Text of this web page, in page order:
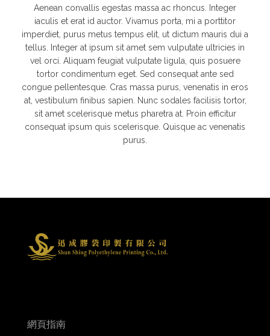
Aenean convallis egestas massa ac rhoncus. Integer
iaculis et erat id auctor. Vivamus porta, mi a porttitor
imperdiet, purus metus tempus elit, ut dictum mauris dui a
tellus. Integer at ipsum sit amet sem vulputate ultricies in
vel orci. Aliquam feugiat vulputate ligula, quis posuere
tortor condimentum eget. Sed consequat ante sed
congue pellentesque. Cras massa purus, venenatis in eros
at, vestibulum finibus sapien. Nunc sodales facilisis tortor,
sit amet scelerisque metus pharetra at. Proin efficitur
consequat ipsum quis scelerisque. Quisque ac venenatis
purus.
網頁指南